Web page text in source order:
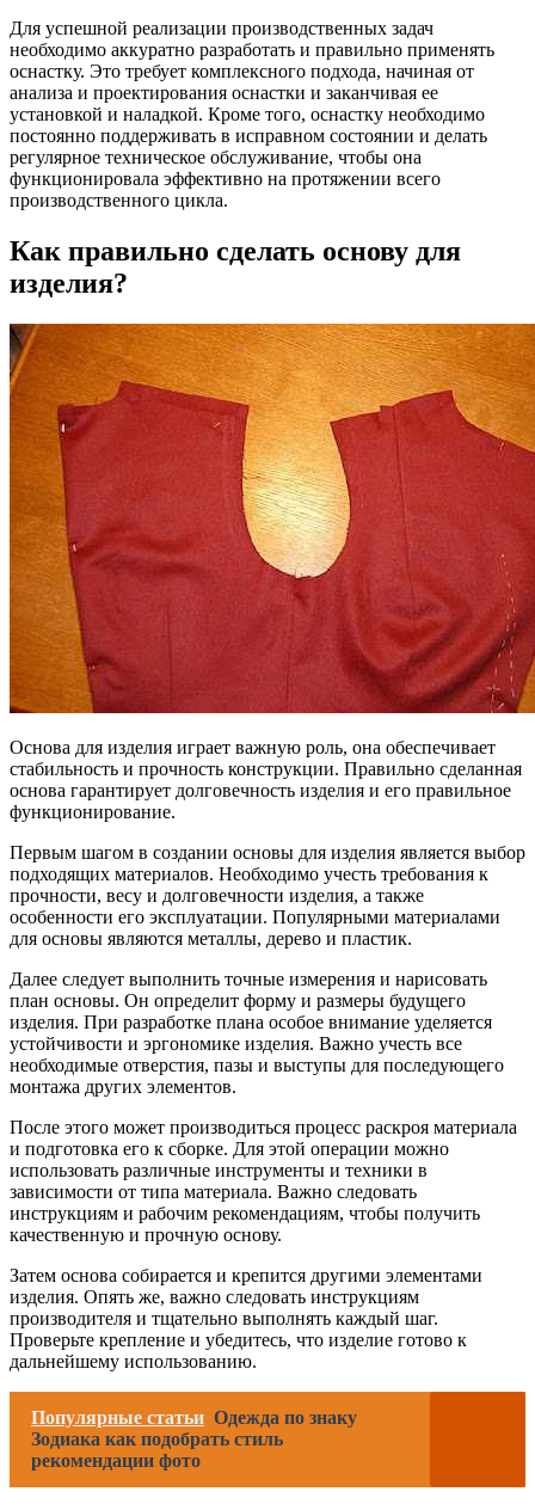
Для успешной реализации производственных задач
необходимо аккуратно разработать и правильно применять
оснастку. Это требует комплексного подхода, начиная от
анализа и проектирования оснастки и заканчивая ее
установкой и наладкой. Кроме того, оснастку необходимо
постоянно поддерживать в исправном состоянии и делать
регулярное техническое обслуживание, чтобы она
функционировала эффективно на протяжении всего
производственного цикла.
Как правильно сделать основу для
изделия?
Основа для изделия играет важную роль, она обеспечивает
стабильность и прочность конструкции. Правильно сделанная
основа гарантирует долговечность изделия и его правильное
функционирование.
Первым шагом в создании основы для изделия является выбор
подходящих материалов. Необходимо учесть требования к
прочности, весу и долговечности изделия, а также
особенности его эксплуатации. Популярными материалами
для основы являются металлы, дерево и пластик.
Далее следует выполнить точные измерения и нарисовать
план основы. Он определит форму и размеры будущего
изделия. При разработке плана особое внимание уделяется
устойчивости и эргономике изделия. Важно учесть все
необходимые отверстия, пазы и выступы для последующего
монтажа других элементов.
После этого может производиться процесс раскроя материала
и подготовка его к сборке. Для этой операции можно
использовать различные инструменты и техники в
зависимости от типа материала. Важно следовать
инструкциям и рабочим рекомендациям, чтобы получить
качественную и прочную основу.
Затем основа собирается и крепится другими элементами
изделия. Опять же, важно следовать инструкциям
производителя и тщательно выполнять каждый шаг.
Проверьте крепление и убедитесь, что изделие готово к
дальнейшему использованию.
Популярные статьи Одежда по знаку
Зодиака как подобрать стиль
рекомендации фото